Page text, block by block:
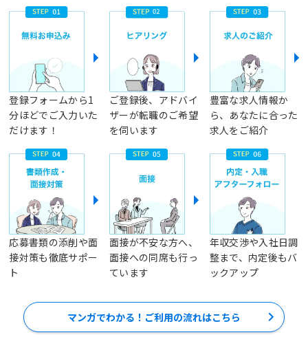
登録フォームから1
分ほどでご入力いた
だけます！
ご登録後、アドバイ
ザーが転職のご希望
を伺います
豊富な求人情報か
ら、あなたに合った
求人をご紹介
応募書類の添削や面
接対策も徹底サポー
ト
面接が不安な方へ、
面接への同席も行っ
ています
年収交渉や入社日調
整まで、内定後もバ
ックアップ
マンガでわかる！ご利用の流れはこちら